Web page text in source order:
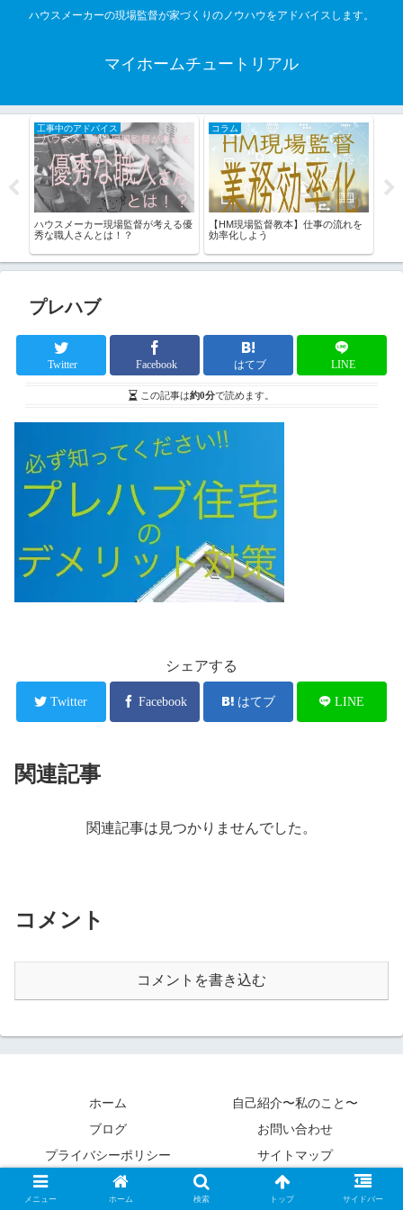
ハウスメーカーの現場監督が家づくりのノウハウをアドバイスします。
マイホームチュートリアル
工事中のアドバイス
ハウスメーカー現場監督が考える優
秀な職人さんとは！？
コラム
【HM現場監督教本】仕事の流れを
効率化しよう
プレハブ
Twitter Facebook はてブ LINE
この記事は約0分で読めます。
シェアする
Twitter Facebook はてブ LINE
関連記事
関連記事は見つかりませんでした。
コメント
コメントを書き込む
ホーム
自己紹介〜私のこと〜
ブログ
お問い合わせ
プライバシーポリシー
サイトマップ
Copyright © 2020 カントクパパ All Rights Reserved.
メニュー ホーム 検索 トップ サイドバー